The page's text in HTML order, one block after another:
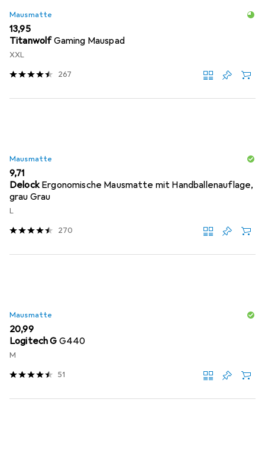
Mausmatte
EUR
13,95
TitanwolfGaming Mauspad
XXL
267
Mausmatte
EUR
9,71
Delock Ergonomische Mausmatte mit Handballenauflage,
grau Grau
L
270
Mausmatte
EUR
20,99
Logitech G G440
M
51